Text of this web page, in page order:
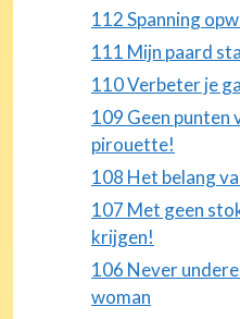
112 Spanning
111 Mijn paard
110 Verbeter je
109 Geen punten
pirouette!
108 Het belang
107 Met geen
krijgen!
106 Never
woman